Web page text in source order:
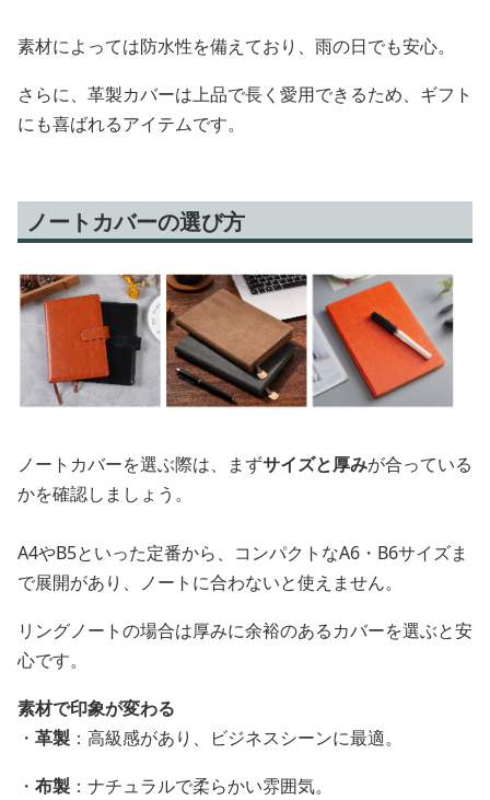
素材によっては防水性を備えており、雨の日でも安心。
さらに、革製カバーは上品で長く愛用できるため、ギフト
にも喜ばれるアイテムです。
ノートカバーの選び方
ノートカバーを選ぶ際は、まずサイズと厚みが合っている
かを確認しましょう。
A4やB5といった定番から、コンパクトなA6・B6サイズま
で展開があり、ノートに合わないと使えません。
リングノートの場合は厚みに余裕のあるカバーを選ぶと安
心です。
素材で印象が変わる
・ 革製 ：高級感があり、ビジネスシーンに最適。
・ 布製 ：ナチュラルで柔らかい雰囲気。